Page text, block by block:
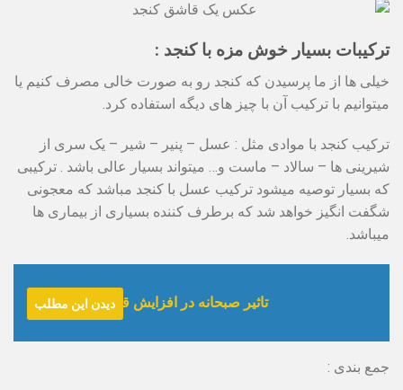
ترکیبات بسیار خوش مزه با کنجد :
خیلی ها از ما پرسیدن که کنجد رو به صورت خالی مصرف کنیم یا
میتوانیم با ترکیب آن با چیز های دیگه استفاده کرد.
ترکیب کنجد با موادی مثل : عسل – پنیر – شیر – یک سری از
شیرینی ها – سالاد – ماست و… میتواند بسیار عالی باشد . ترکیبی
که بسیار توصیه میشود ترکیب عسل با کنجد مباشد که معجونی
شگفت انگیز خواهد شد که برطرف کننده بسیاری از بیماری ها
میباشد.
تاثیر صبحانه در افزایش قد کودکان
دیدن این مطلب
جمع بندی :